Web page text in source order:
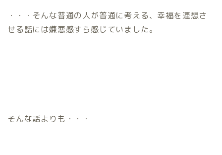
・・・そんな普通の人が普通に考える、幸福を連想さ
せる話には嫌悪感すら感じていました。
そんな話よりも・・・